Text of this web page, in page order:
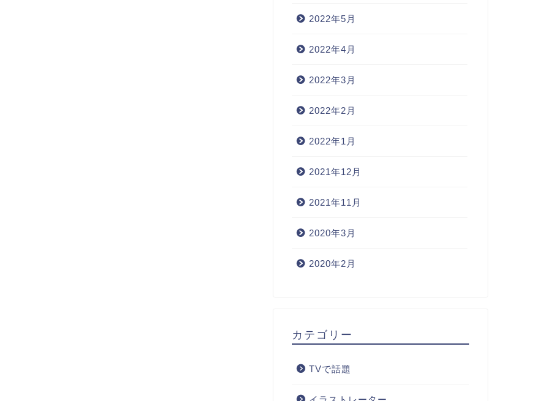
2022年5月
2022年4月
2022年3月
2022年2月
2022年1月
2021年12月
2021年11月
2020年3月
2020年2月
カテゴリー
TVで話題